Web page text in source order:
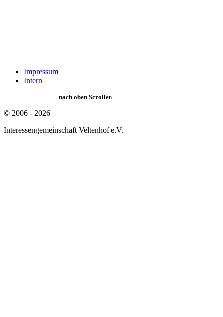
Impressum
Intern
nach oben Scrollen
© 2006 - 2026
Interessengemeinschaft Veltenhof e.V.